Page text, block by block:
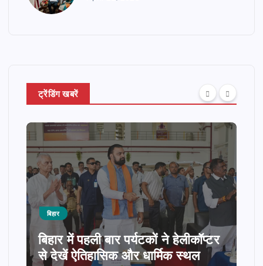
ट्रेंडिंग खबरें
बिहार
बिहार में पहली बार पर्यटकों ने हेलीकॉप्टर
से देखें ऐतिहासिक और धार्मिक स्थल